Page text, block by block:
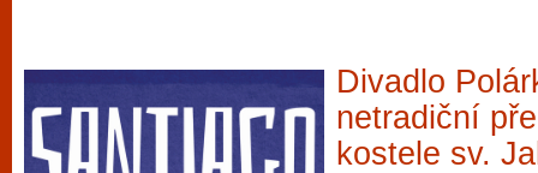
Divadlo
netradiční
kostele sv.